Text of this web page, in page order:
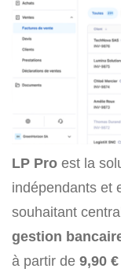
LP Pro est la
indépendants et
souhaitant
gestion
à partir de 9,90